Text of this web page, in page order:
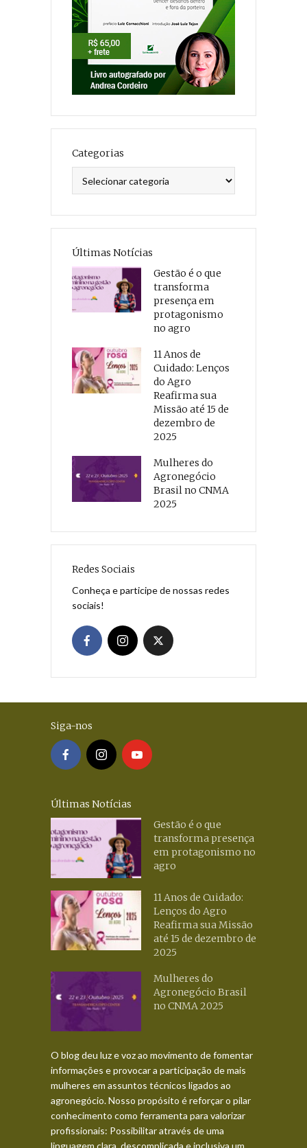
Categorias
Últimas Notícias
Gestão é o que
transforma
presença em
protagonismo
no agro
11 Anos de
Cuidado: Lenços
do Agro
Reafirma sua
Missão até 15 de
dezembro de
2025
Mulheres do
Agronegócio
Brasil no CNMA
2025
Redes Sociais
Conheça e participe de nossas redes
sociais!
Siga-nos
Últimas Notícias
Gestão é o que
transforma presença
em protagonismo no
agro
11 Anos de Cuidado:
Lenços do Agro
Reafirma sua Missão
até 15 de dezembro de
2025
Mulheres do
Agronegócio Brasil
no CNMA 2025
O blog deu luz e voz ao movimento de fomentar
informações e provocar a participação de mais
mulheres em assuntos técnicos ligados ao
agronegócio. Nosso propósito é reforçar o pilar
conhecimento como ferramenta para valorizar
profissionais: Possibilitar através de uma